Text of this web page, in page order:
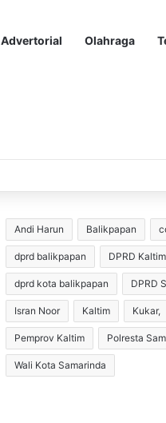
Advertorial Olahraga
Andi Harun Balikpapan
dprd balikpapan DPRD Kaltim
dprd kota balikpapan DPRD
Isran Noor Kaltim Kukar,
Pemprov Kaltim Polresta
Wali Kota Samarinda